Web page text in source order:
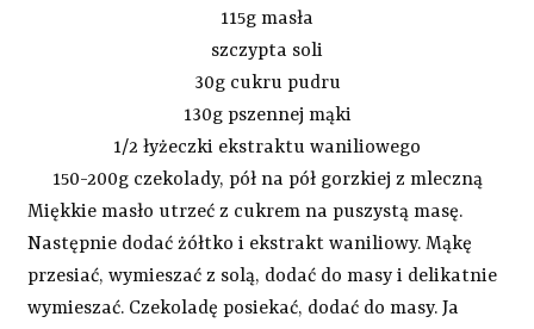
115g masła
szczypta soli
30g cukru pudru
130g pszennej mąki
1/2 łyżeczki ekstraktu waniliowego
150-200g czekolady, pół na pół gorzkiej z mleczną
Miękkie masło utrzeć z cukrem na puszystą masę.
Następnie dodać żółtko i ekstrakt waniliowy. Mąkę
przesiać, wymieszać z solą, dodać do masy i delikatnie
wymieszać. Czekoladę posiekać, dodać do masy. Ja